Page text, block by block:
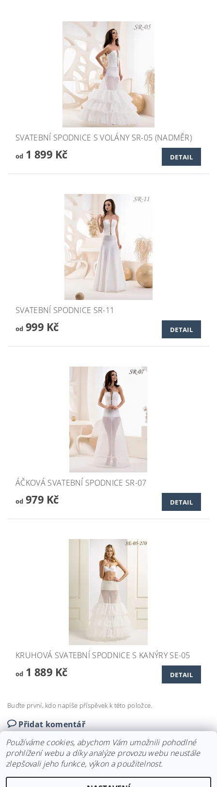
SVATEBNÍ SPODNICE S VOLÁNY SR-05 (NADMĚR)
od1 899 Kč DETAIL
SVATEBNÍ SPODNICE SR-11
od999 Kč DETAIL
ÁČKOVÁ SVATEBNÍ SPODNICE SR-07
od979 Kč DETAIL
KRUHOVÁ SVATEBNÍ SPODNICE S KANÝRY SE-05
od1 889 Kč DETAIL
Buďte první, kdo napíše příspěvek k této položce.
Přidat komentář
Používáme cookies, abychom Vám umožnili pohodlné
prohlížení webu a díky analýze provozu webu neustále
zlepšovali jeho funkce, výkon a použitelnost.